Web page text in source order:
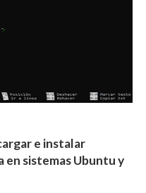
e instalar
sistemas Ubuntu y